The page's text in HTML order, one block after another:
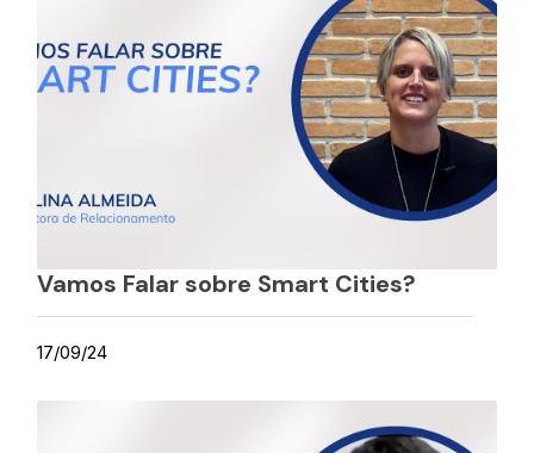
Vamos Falar sobre Smart Cities?
17/09/24